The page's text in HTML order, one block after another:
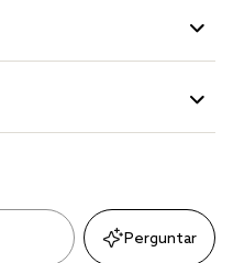
Perguntar